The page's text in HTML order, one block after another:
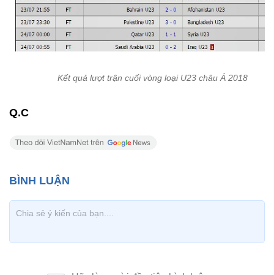
Kết quả lượt trận cuối vòng loại U23 châu Á 2018
Q.C